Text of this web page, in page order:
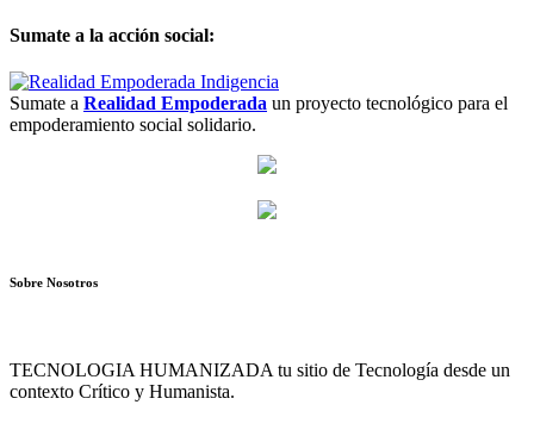
Sumate a la acción social:
Sumate a Realidad Empoderada un proyecto tecnológico para el
empoderamiento social solidario.
Sobre Nosotros
TECNOLOGIA HUMANIZADA tu sitio de Tecnología desde un
contexto Crítico y Humanista.